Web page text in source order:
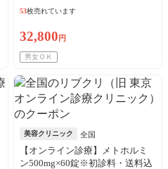
ール綿込
53枚売れています
32,800 円
男女ＯＫ
美容クリニック 全国
【オンライン診療】メトホルミ
ン500mg×60錠※初診料・送料込